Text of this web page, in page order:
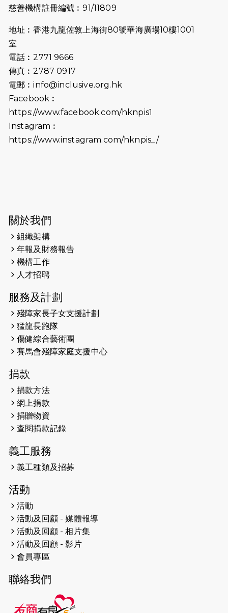
2026-07-09
猛龍長跑隊恆常練習 - 7月9日（19:00
2026-07-02
2026-06-25
（19:00開始）
2026-06-18
猛龍長跑隊恆常練習 - 6月18日
2026-06-11
猛龍長跑隊恆常練習 - 6月11日（19:00
2026-05-28
2026-05-22
2026-05-21
2026-05-14
（19:00開始）
2026-05-07
開始）
2026-04-30
2026-04-25
2026-04-24
2026-04-23
2026-04-19
2026-04-16
猛龍長跑隊恆常練習 - 4月16日
（19:00開始）
2026-04-12
2026-04-11
2026-04-10 太古家＋賞系列：漫步魔術與音樂
慈善機構註冊編號︰91/11809
地址︰香港九龍佐敦上海街80號華海廣場10樓1001
室
電話︰2771 9666
傳真︰2787 0917
電郵︰info@inclusive.org.hk
Facebook︰
https://www.facebook.com/hknpis1
Instagram︰
https://www.instagram.com/hknpis_/
關於我們
組織架構
年報及財務報告
機構工作
人才招聘
服務及計劃
殘障家長子女支援計劃
猛龍長跑隊
傷健綜合藝術團
賽馬會殘障家庭支援中心
捐款
捐款方法
網上捐款
捐贈物資
查閱捐款記錄
義工服務
義工種類及招募
活動
活動
活動及回顧 - 媒體報導
活動及回顧 - 相片集
活動及回顧 - 影片
會員專區
聯絡我們